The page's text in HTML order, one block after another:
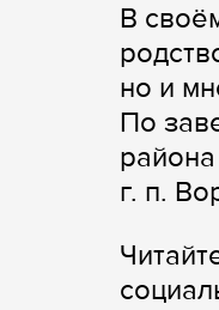
В
но и
По
г. п.